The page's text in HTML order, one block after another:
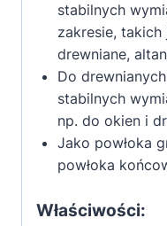
stabilnych
zakresie,
drewniane,
Do
stabilnych
np. do okien i
Jako powłoka
powłoka
Właściwości: